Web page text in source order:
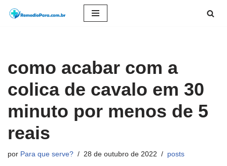
conteúdo
como acabar com a
colica de cavalo em 30
minuto por menos de 5
reais
por Para que serve? 28 de outubro de 2022 posts